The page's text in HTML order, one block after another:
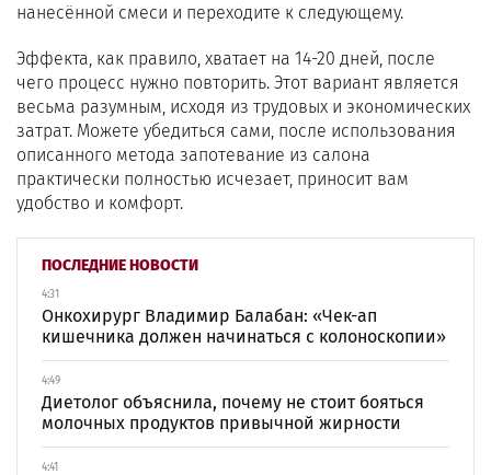
ПОСЛЕДНИЕ НОВОСТИ
4:31
Онкохирург Владимир Балабан: «Чек-ап
кишечника должен начинаться с колоноскопии»
4:49
Диетолог объяснила, почему не стоит бояться
молочных продуктов привычной жирности
4:41
нанесённой смеси и переходите к следующему.
Эффекта, как правило, хватает на 14-20 дней, после
чего процесс нужно повторить. Этот вариант является
весьма разумным, исходя из трудовых и экономических
затрат. Можете убедиться сами, после использования
описанного метода запотевание из салона
практически полностью исчезает, приносит вам
удобство и комфорт.